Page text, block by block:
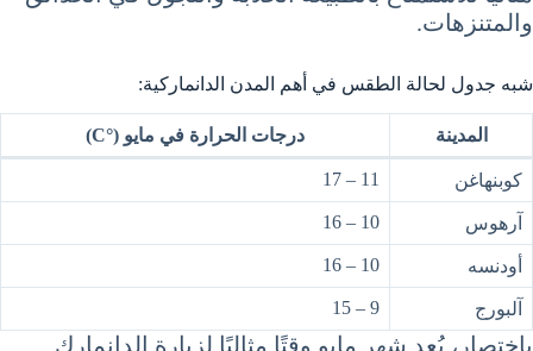
والمتنزهات.
شبه جدول لحالة الطقس في أهم المدن الدانماركية:
المدينة درجات الحرارة في مايو (°C)
كوبنهاغن 11 – 17
آرهوس 10 – 16
أودنسه 10 – 16
آلبورج 9 – 15
باختصار، يُعد شهر مايو وقتًا مثاليًا لزيارة الدانمارك